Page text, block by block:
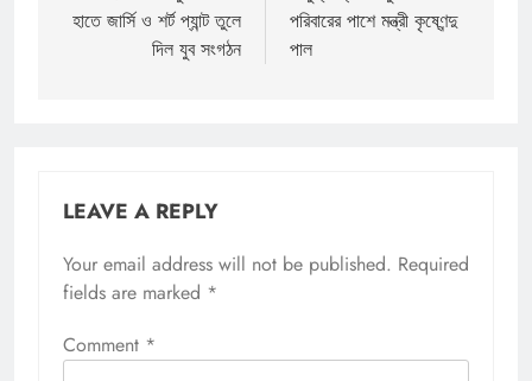
হাতে জার্সি ও শর্ট প্যান্ট তুলে
দিল যুব সংগঠন
পরিবারের পাশে মন্ত্রী কৃষ্ণেন্দু
পাল
LEAVE A REPLY
Your email address will not be published. Required
fields are marked *
Comment *